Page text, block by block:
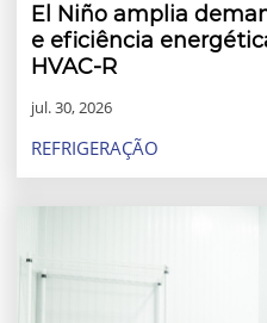
El Niño amplia
e eficiência
HVAC-R
jul. 30, 2026
REFRIGERAÇÃO